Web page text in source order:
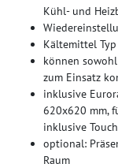
Kühl- und
Kältemittel
können
zum Einsatz
inklusive
620x620 mm,
inklusive
optional:
Raum